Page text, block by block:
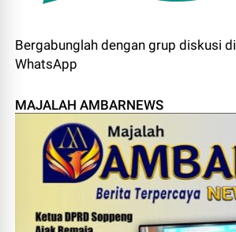
Bergabunglah dengan grup diskusi di
WhatsApp
MAJALAH AMBARNEWS